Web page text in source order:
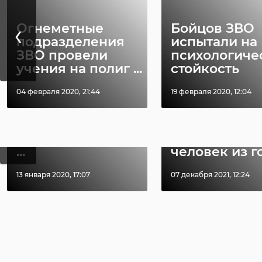
Огнеметные
подразделения
ЗВО провели
учения на полиг ...
04 февраля 2020, 21:44
Бойцов ЗВО
испытали на
стойкость
19 февраля 2020, 12:04
‹ РЕКОМЕНДУЕМ
В Белгородской
области
...
13 января 2020, 17:07
Храбрый
человек из
07 декабря 2021, 12:24
‹